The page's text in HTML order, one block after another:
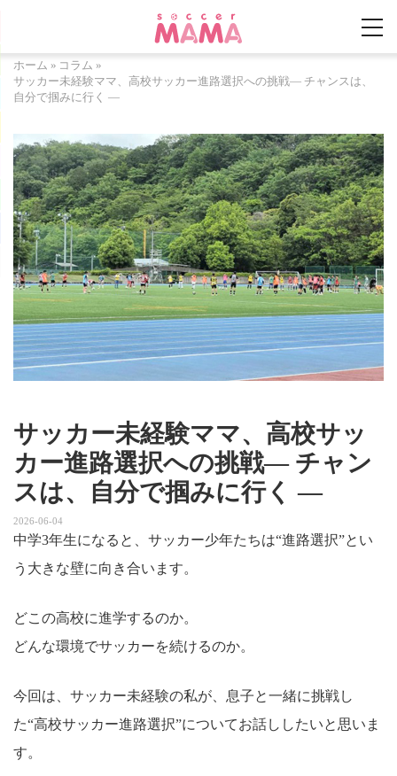
ホーム » コラム »
サッカー未経験ママ、高校サッカー進路選択への挑戦― チャンスは、
自分で掴みに行く ―
サッカー未経験ママ、高校サッ
カー進路選択への挑戦― チャン
スは、自分で掴みに行く ―
2026-06-04
中学3年生になると、サッカー少年たちは“進路選択”とい
う大きな壁に向き合います。
どこの高校に進学するのか。
どんな環境でサッカーを続けるのか。
今回は、サッカー未経験の私が、息子と一緒に挑戦し
た“高校サッカー進路選択”についてお話ししたいと思いま
す。